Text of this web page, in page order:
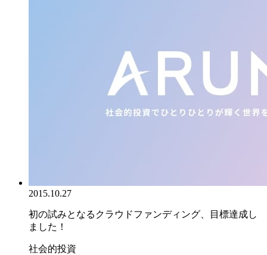
2015.10.27
初の試みとなるクラウドファンディング、目標達成し
ました！
社会的投資